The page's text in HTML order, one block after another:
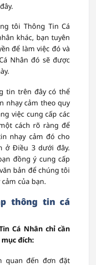
tôi Thông Tin Cá
khác, bạn tuyên
để làm việc đó và
Nhân đó sẽ được
tin trên đây có thể
nhạy cảm theo quy
việc cung cấp các
cách rõ ràng để
nhạy cảm đó cho
ở Điều 3 dưới đây.
đồng ý cung cấp
bản để chúng tôi
của bạn.
thông tin cá
Cá Nhân chỉ cần
đích:
quan đến đơn đặt